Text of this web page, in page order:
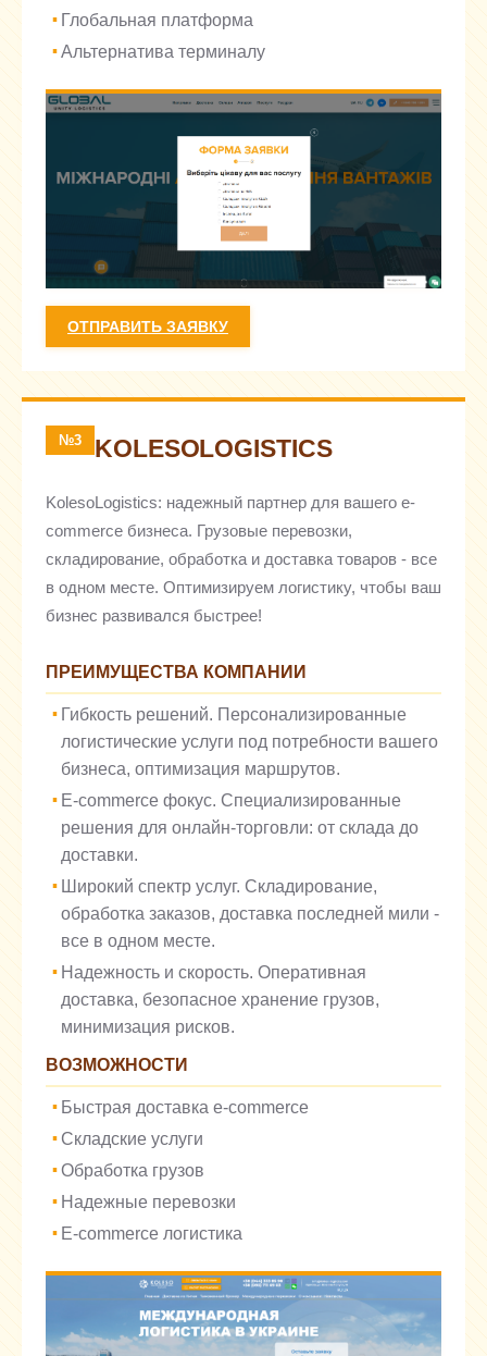
Глобальная платформа
Альтернатива терминалу
ОТПРАВИТЬ ЗАЯВКУ
№3 KOLESOLOGISTICS
KolesoLogistics: надежный партнер для вашего e-
commerce бизнеса. Грузовые перевозки,
складирование, обработка и доставка товаров - все
в одном месте. Оптимизируем логистику, чтобы ваш
бизнес развивался быстрее!
ПРЕИМУЩЕСТВА КОМПАНИИ
Гибкость решений. Персонализированные
логистические услуги под потребности вашего
бизнеса, оптимизация маршрутов.
E-commerce фокус. Специализированные
решения для онлайн-торговли: от склада до
доставки.
Широкий спектр услуг. Складирование,
обработка заказов, доставка последней мили -
все в одном месте.
Надежность и скорость. Оперативная
доставка, безопасное хранение грузов,
минимизация рисков.
ВОЗМОЖНОСТИ
Быстрая доставка e-commerce
Складские услуги
Обработка грузов
Надежные перевозки
E-commerce логистика